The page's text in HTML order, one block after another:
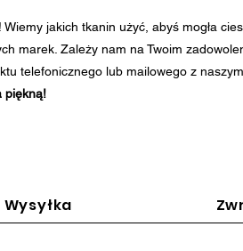
! Wiemy jakich tkanin użyć, abyś mogła
marek. Zależy nam na Twoim
telefonicznego lub mailowego z naszym
piękną!
Wysyłka